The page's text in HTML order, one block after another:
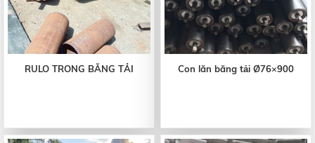
RULO TRONG BĂNG TẢI Con lăn băng tải Ø76×900